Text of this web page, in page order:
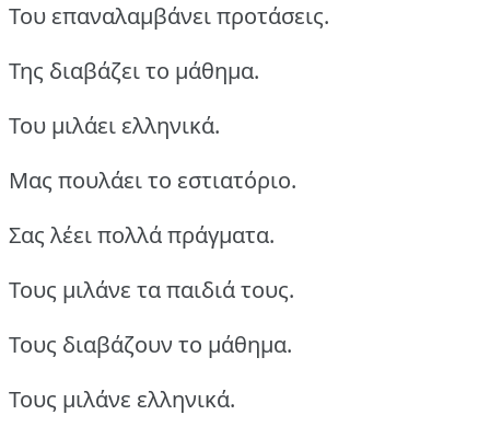
Του επαναλαμβάνει προτάσεις.
Της διαβάζει το μάθημα.
Του μιλάει ελληνικά.
Μας πουλάει το εστιατόριο.
Σας λέει πολλά πράγματα.
Τους μιλάνε τα παιδιά τους.
Τους διαβάζουν το μάθημα.
Τους μιλάνε ελληνικά.